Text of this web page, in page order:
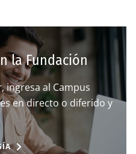
la Fundación
ingresa al Campus
en directo o diferido y